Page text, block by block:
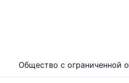
Общество с ограниченной